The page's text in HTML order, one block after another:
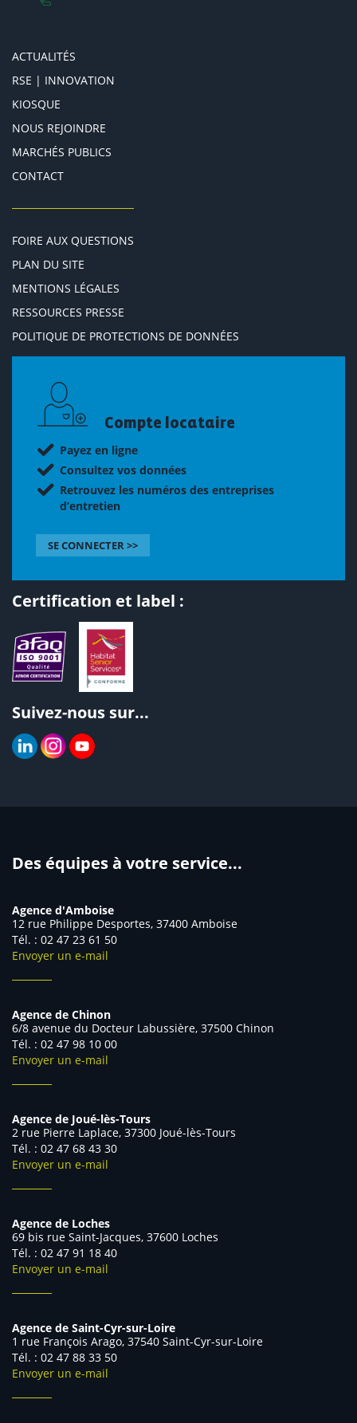
ACTUALITÉS
RSE | INNOVATION
KIOSQUE
NOUS REJOINDRE
MARCHÉS PUBLICS
CONTACT
FOIRE AUX QUESTIONS
PLAN DU SITE
MENTIONS LÉGALES
RESSOURCES PRESSE
POLITIQUE DE PROTECTIONS DE DONNÉES
Compte locataire
Payez en ligne
Consultez vos données
Retrouvez les numéros des entreprises
d’entretien
SE CONNECTER >>
Certification et label :
Suivez-nous sur...
Des équipes à votre service...
Agence d'Amboise
12 rue Philippe Desportes, 37400 Amboise
Tél. : 02 47 23 61 50
Envoyer un e-mail
Agence de Chinon
6/8 avenue du Docteur Labussière, 37500 Chinon
Tél. : 02 47 98 10 00
Envoyer un e-mail
Agence de Joué-lès-Tours
2 rue Pierre Laplace, 37300 Joué-lès-Tours
Tél. : 02 47 68 43 30
Envoyer un e-mail
Agence de Loches
69 bis rue Saint-Jacques, 37600 Loches
Tél. : 02 47 91 18 40
Envoyer un e-mail
Agence de Saint-Cyr-sur-Loire
1 rue François Arago, 37540 Saint-Cyr-sur-Loire
Tél. : 02 47 88 33 50
Envoyer un e-mail